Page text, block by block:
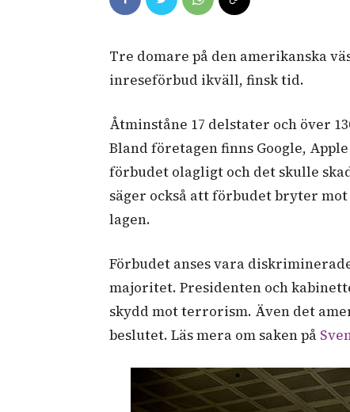
Tre domare på den amerikanska
inreseförbud ikväll, finsktid.
Åtminståne 17 delstater och över
Bland företagen finns Google,
förbudet olagligt och det skulle
säger också attförbudetbryter mot
lagen.
Förbudet anses vara
majoritet. Presidenten och
skydd mot terrorism. Även det
beslutet. Läs mera om saken på